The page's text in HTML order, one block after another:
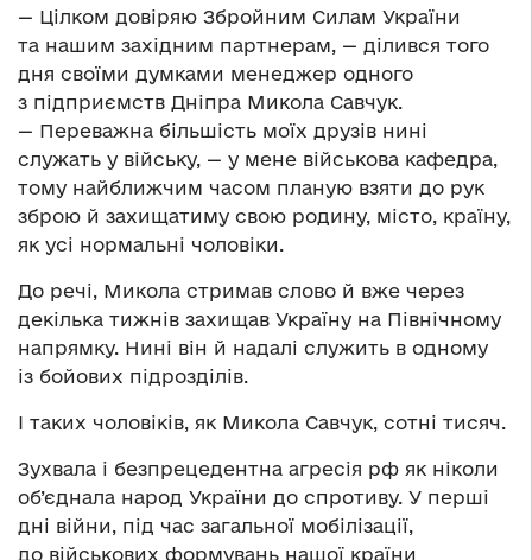
— Цілком довіряю Збройним Силам України
та нашим західним партнерам, — ділився того
дня своїми думками менеджер одного
з підприємств Дніпра Микола Савчук.
— Переважна більшість моїх друзів нині
служать у війську, — у мене військова кафедра,
тому найближчим часом планую взяти до рук
зброю й захищатиму свою родину, місто, країну,
як усі нормальні чоловіки.
До речі, Микола стримав слово й вже через
декілька тижнів захищав Україну на Північному
напрямку. Нині він й надалі служить в одному
із бойових підрозділів.
І таких чоловіків, як Микола Савчук, сотні тисяч.
Зухвала і безпрецедентна агресія рф як ніколи
об’єднала народ України до спротиву. У перші
дні війни, під час загальної мобілізації,
до військових формувань нашої країни